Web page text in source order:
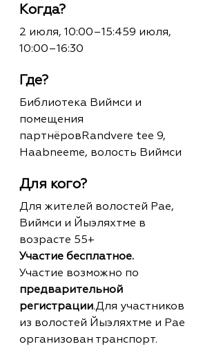
Когда?
2 июля, 10:00–15:459 июля,
10:00–16:30
Где?
Библиотека Виймси и
помещения
партнёровRandvere tee 9,
Haabneeme, волость Виймси
Для кого?
Для жителей волостей Рае,
Виймси и Йыэляхтме в
возрасте 55+
Участие бесплатное.
Участие возможно по
предварительной
регистрации.Для участников
из волостей Йыэляхтме и Рае
организован транспорт.